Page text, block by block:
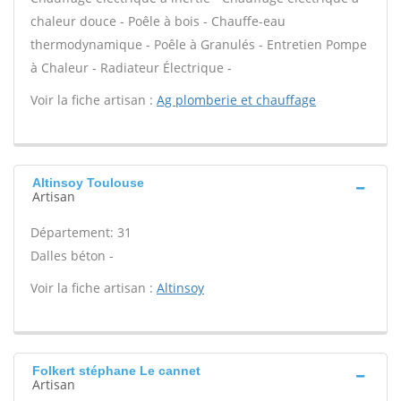
chaleur douce - Poêle à bois - Chauffe-eau
thermodynamique - Poêle à Granulés - Entretien Pompe
à Chaleur - Radiateur Électrique -
Voir la fiche artisan : Ag plomberie et chauffage
Altinsoy Toulouse
Artisan
Département: 31
Dalles béton -
Voir la fiche artisan : Altinsoy
Folkert stéphane Le cannet
Artisan